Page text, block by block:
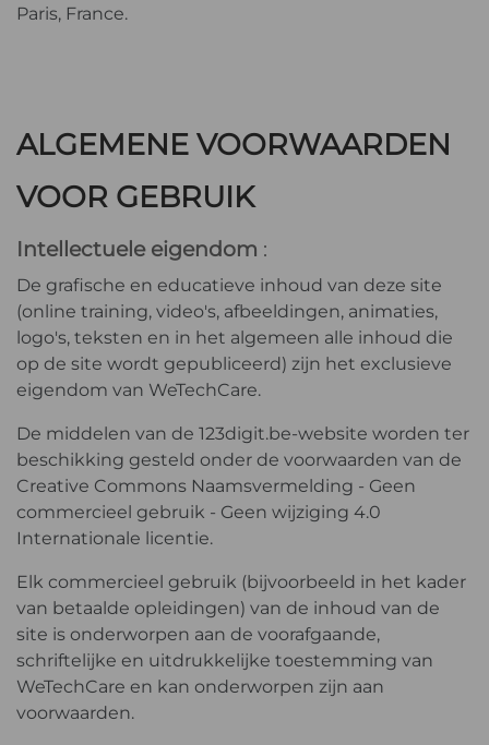
Paris, France.
ALGEMENE VOORWAARDEN
VOOR GEBRUIK
Intellectuele eigendom :
De grafische en educatieve inhoud van deze site
(online training, video's, afbeeldingen, animaties,
logo's, teksten en in het algemeen alle inhoud die
op de site wordt gepubliceerd) zijn het exclusieve
eigendom van WeTechCare.
De middelen van de 123digit.be-website worden ter
beschikking gesteld onder de voorwaarden van de
Creative Commons Naamsvermelding - Geen
commercieel gebruik - Geen wijziging 4.0
Internationale licentie.
Elk commercieel gebruik (bijvoorbeeld in het kader
van betaalde opleidingen) van de inhoud van de
site is onderworpen aan de voorafgaande,
schriftelijke en uitdrukkelijke toestemming van
WeTechCare en kan onderworpen zijn aan
voorwaarden.